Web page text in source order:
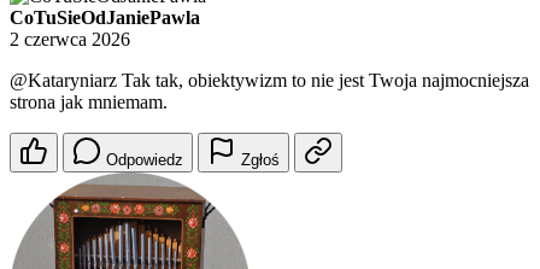
CoTuSieOdJaniePawla
2 czerwca 2026
@Kataryniarz Tak tak, obiektywizm to nie jest Twoja najmocniejsza
strona jak mniemam.
Odpowiedz Zgłoś